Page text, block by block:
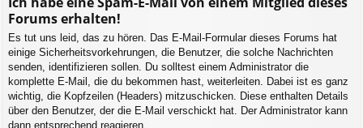
Forums erhalten!
Es tut uns leid, das zu hören. Das E-Mail-Formular dieses Forums hat
einige Sicherheitsvorkehrungen, die Benutzer, die solche Nachrichten
senden, identifizieren sollen. Du solltest einem Administrator die
komplette E-Mail, die du bekommen hast, weiterleiten. Dabei ist es ganz
wichtig, die Kopfzeilen (Headers) mitzuschicken. Diese enthalten Details
über den Benutzer, der die E-Mail verschickt hat. Der Administrator kann
dann entsprechend reagieren.